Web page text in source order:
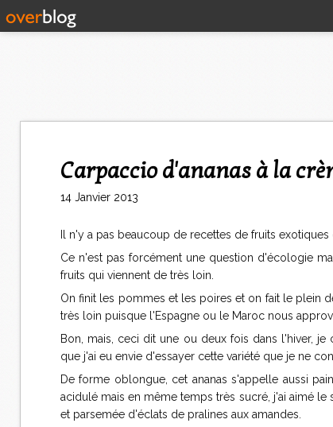
Carpaccio d'ananas à la
14 Janvier 2013
Il n'y a pas beaucoup de recettes de fruits
Ce n'est pas forcément une question d'écologie
fruits qui viennent de très loin.
On finit les pommes et les poires et on fait le plein
très loin puisque l'Espagne ou le Maroc nous
Bon, mais, ceci dit une ou deux fois dans l'hiver,
que j'ai eu envie d'essayer cette variété que je ne
De forme oblongue, cet ananas s'appelle aussi
acidulé mais en même temps très sucré, j'ai aimé
et parsemée d'éclats de pralines aux amandes.